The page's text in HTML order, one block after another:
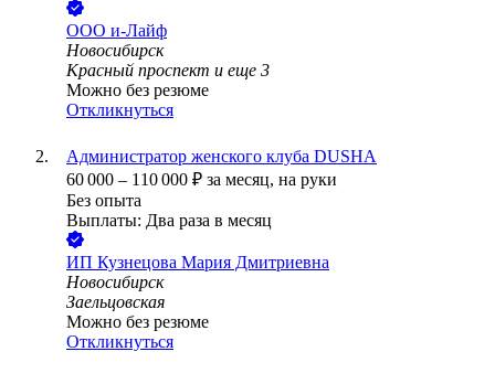
ООО и-Лайф
Новосибирск
Красный проспект и еще 3
Можно без резюме
Откликнуться
Администратор женского клуба DUSHA
60 000 – 110 000 ₽ за месяц, на руки
Без опыта
Выплаты: Два раза в месяц
ИП Кузнецова Мария Дмитриевна
Новосибирск
Заельцовская
Можно без резюме
Откликнуться